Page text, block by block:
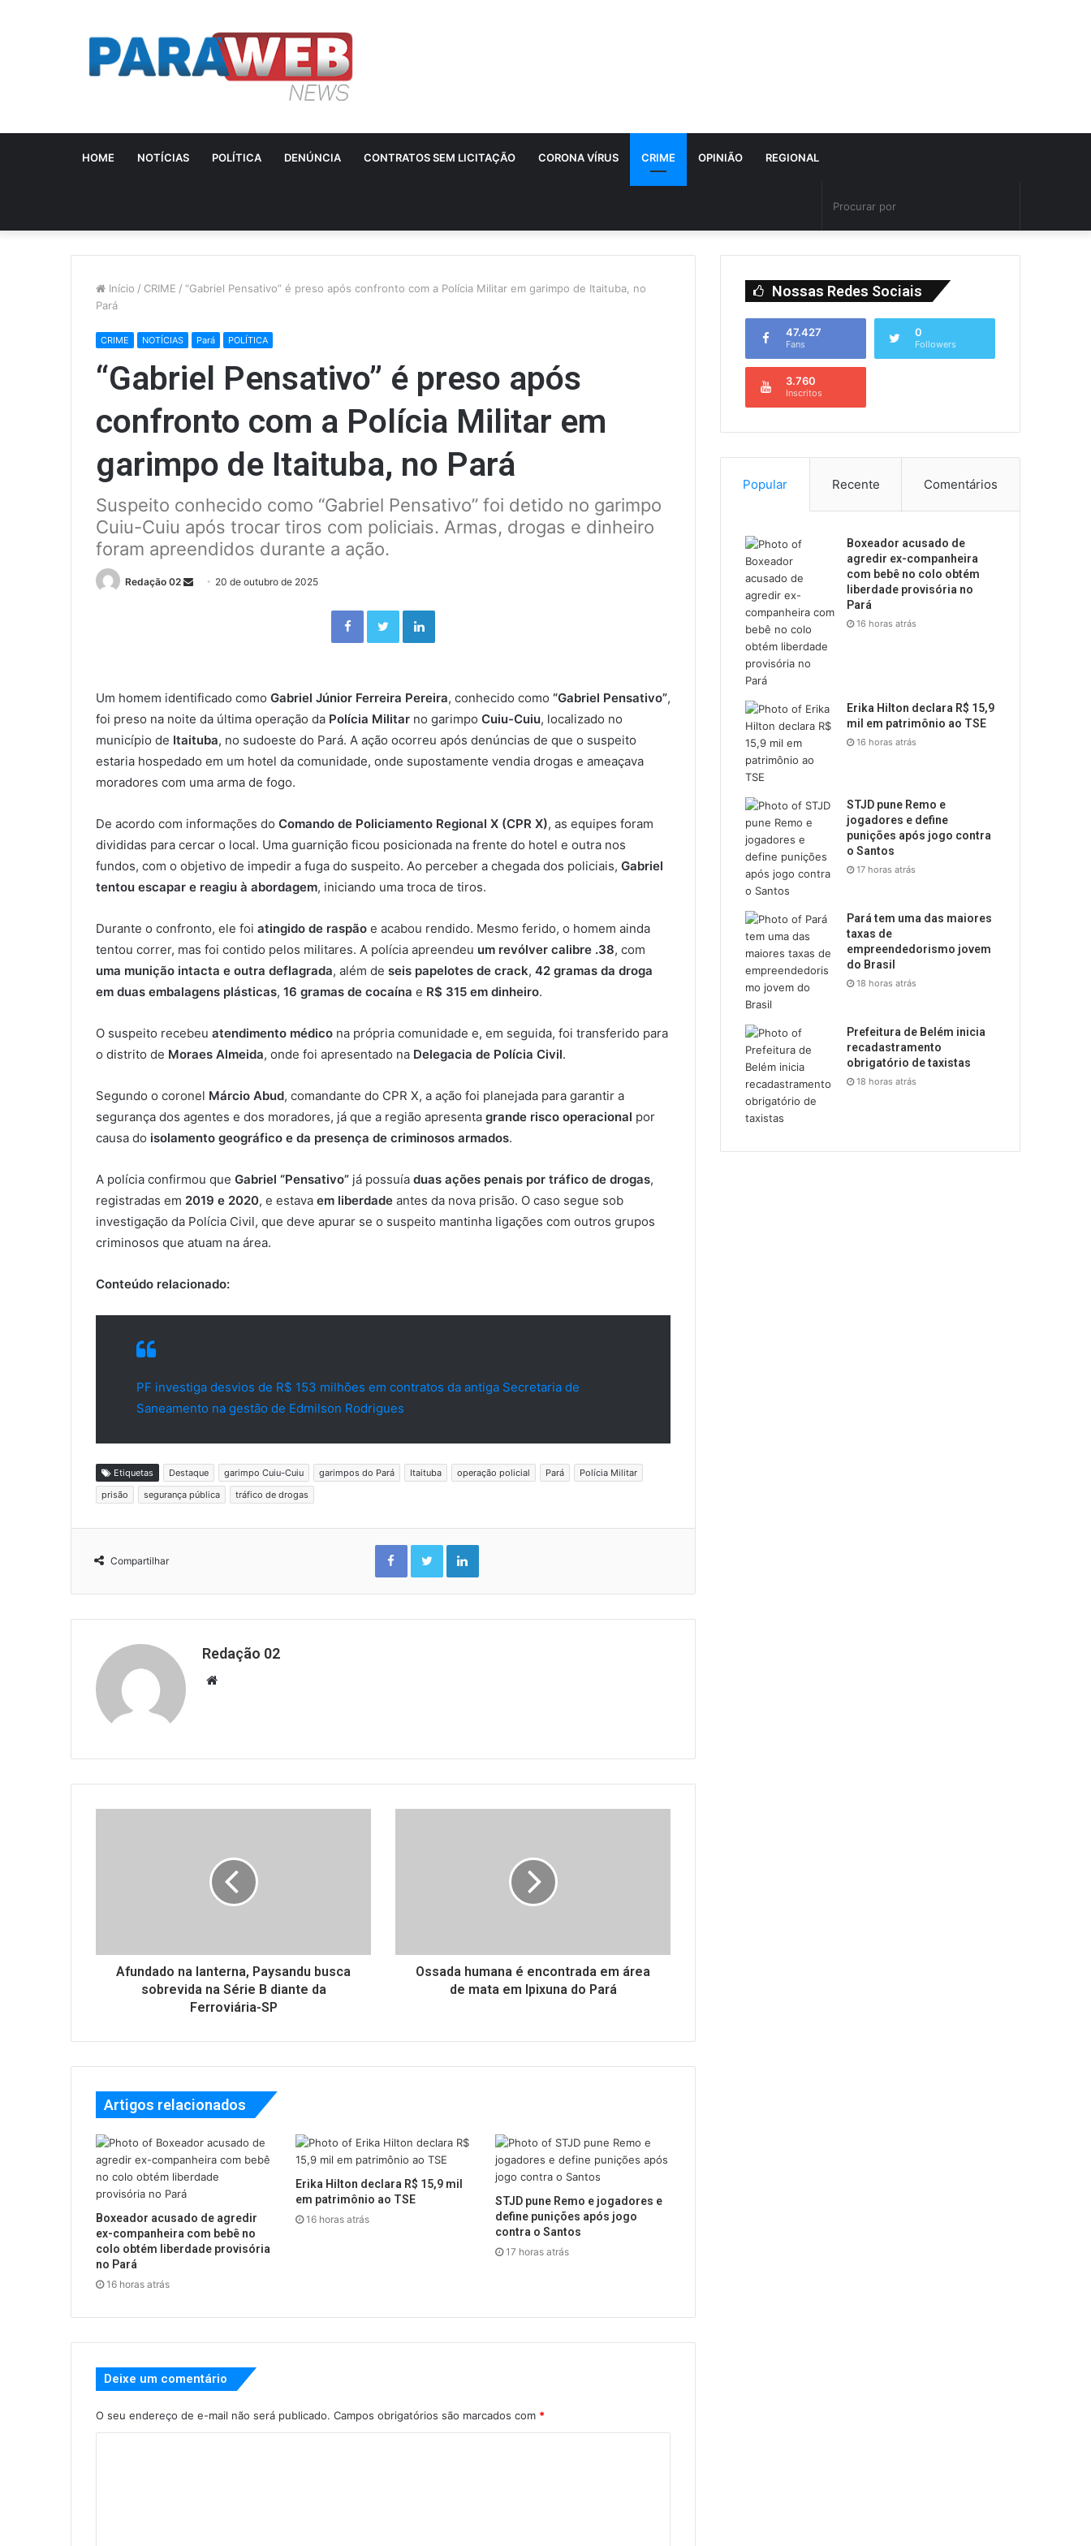
HOME NOTÍCIAS POLÍTICA DENÚNCIA CONTRATOS SEM LICITAÇÃO CORONA VÍRUS CRIME OPINIÃO REGIONAL
Início / CRIME / “Gabriel Pensativo” é preso após confronto com a Polícia Militar em garimpo de Itaituba, no
Pará
CRIME NOTÍCIAS Pará POLÍTICA
“Gabriel Pensativo” é preso após
confronto com a Polícia Militar em
garimpo de Itaituba, no Pará
Suspeito conhecido como “Gabriel Pensativo” foi detido no garimpo
Cuiu-Cuiu após trocar tiros com policiais. Armas, drogas e dinheiro
foram apreendidos durante a ação.
Redação 02
Send 20 de outubro de 2025
FacebookTwitterLinkedin
Um homem identificado como Gabriel Júnior Ferreira Pereira, conhecido como “Gabriel Pensativo”,
foi preso na noite da última operação da Polícia Militar no garimpo Cuiu-Cuiu, localizado no
município de Itaituba, no sudoeste do Pará. A ação ocorreu após denúncias de que o suspeito
estaria hospedado em um hotel da comunidade, onde supostamente vendia drogas e ameaçava
moradores com uma arma de fogo.
De acordo com informações do Comando de Policiamento Regional X (CPR X), as equipes foram
divididas para cercar o local. Uma guarnição ficou posicionada na frente do hotel e outra nos
fundos, com o objetivo de impedir a fuga do suspeito. Ao perceber a chegada dos policiais, Gabriel
tentou escapar e reagiu à abordagem, iniciando uma troca de tiros.
Durante o confronto, ele foi atingido de raspão e acabou rendido. Mesmo ferido, o homem ainda
tentou correr, mas foi contido pelos militares. A polícia apreendeu um revólver calibre .38, com
uma munição intacta e outra deflagrada, além de seis papelotes de crack, 42 gramas da droga
em duas embalagens plásticas, 16 gramas de cocaína e R$ 315 em dinheiro.
O suspeito recebeu atendimento médico na própria comunidade e, em seguida, foi transferido para
o distrito de Moraes Almeida, onde foi apresentado na Delegacia de Polícia Civil.
Segundo o coronel Márcio Abud, comandante do CPR X, a ação foi planejada para garantir a
segurança dos agentes e dos moradores, já que a região apresenta grande risco operacional por
causa do isolamento geográfico e da presença de criminosos armados.
A polícia confirmou que Gabriel “Pensativo” já possuía duas ações penais por tráfico de drogas,
registradas em 2019 e 2020, e estava em liberdade antes da nova prisão. O caso segue sob
investigação da Polícia Civil, que deve apurar se o suspeito mantinha ligações com outros grupos
criminosos que atuam na área.
Conteúdo relacionado:
PF investiga desvios de R$ 153 milhões em contratos da antiga Secretaria de
Saneamento na gestão de Edmilson Rodrigues
Etiquetas Destaque garimpo Cuiu-Cuiu garimpos do Pará Itaituba operação policial Pará
Polícia Militar
prisão
segurança pública tráfico de drogas
Compartilhar
FacebookTwitterLinkedin
Redação 02
Website
Afundado na lanterna, Paysandu busca
sobrevida na Série B diante da
Ferroviária-SP
Ossada humana é encontrada em área
de mata em Ipixuna do Pará
Artigos relacionados
Boxeador acusado de agredir
ex-companheira com bebê no
colo obtém liberdade provisória
no Pará
16 horas atrás
Erika Hilton declara R$ 15,9 mil
em patrimônio ao TSE
16 horas atrás
STJD pune Remo e jogadores e
define punições após jogo
contra o Santos
17 horas atrás
Deixe um comentário
O seu endereço de e-mail não será publicado. Campos obrigatórios são marcados com *
Nossas Redes Sociais
47.427
Fans
0
Followers
3.760
Inscritos
Popular Recente Comentários
Boxeador acusado de
agredir ex-companheira
com bebê no colo obtém
liberdade provisória no
Pará
16 horas atrás
Erika Hilton declara R$ 15,9
mil em patrimônio ao TSE
16 horas atrás
STJD pune Remo e
jogadores e define
punições após jogo contra
o Santos
17 horas atrás
Pará tem uma das maiores
taxas de
empreendedorismo jovem
do Brasil
18 horas atrás
Prefeitura de Belém inicia
recadastramento
obrigatório de taxistas
18 horas atrás